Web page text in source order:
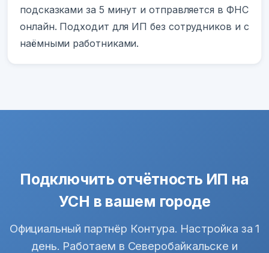
подсказками за 5 минут и отправляется в ФНС
онлайн. Подходит для ИП без сотрудников и с
наёмными работниками.
Подключить отчётность ИП на
УСН в вашем городе
Официальный партнёр Контура. Настройка за 1
день. Работаем в Северобайкальске и